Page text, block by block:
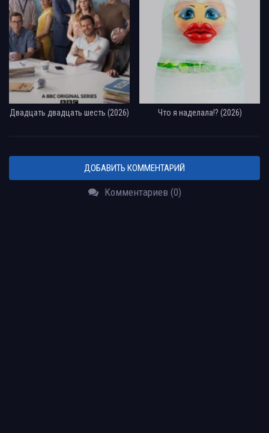
Двадцать двадцать шесть (2026) Что я наделала!? (2026)
ДОБАВИТЬ КОММЕНТАРИЙ
Комментариев (0)